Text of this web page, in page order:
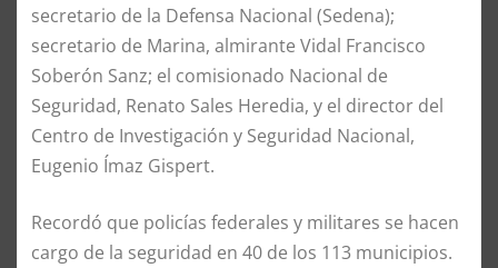
secretario de la Defensa Nacional (Sedena);
secretario de Marina, almirante Vidal Francisco
Soberón Sanz; el comisionado Nacional de
Seguridad, Renato Sales Heredia, y el director del
Centro de Investigación y Seguridad Nacional,
Eugenio Ímaz Gispert.
Recordó que policías federales y militares se hacen
cargo de la seguridad en 40 de los 113 municipios.